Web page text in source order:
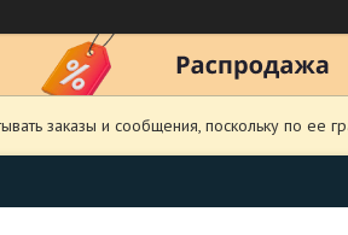
заказы и сообщения, поскольку по